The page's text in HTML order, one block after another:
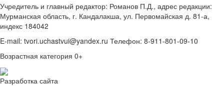
Учредитель и главный редактор: Романов П.Д., адрес редакции:
Мурманская область, г. Кандалакша, ул. Первомайская д. 81-а,
индекс 184042
E-mail: tvori.uchastvui@yandex.ru Телефон: 8-911-801-09-10
Возрастная категория 0+
Разработка сайта